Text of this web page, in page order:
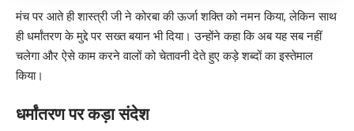
मंच पर आते ही शास्त्री जी ने कोरबा की ऊर्जा शक्ति को नमन किया, लेकिन साथ
ही धर्मांतरण के मुद्दे पर सख्त बयान भी दिया। उन्होंने कहा कि अब यह सब नहीं
चलेगा और ऐसे काम करने वालों को चेतावनी देते हुए कड़े शब्दों का इस्तेमाल
किया।
धर्मांतरण पर कड़ा संदेश